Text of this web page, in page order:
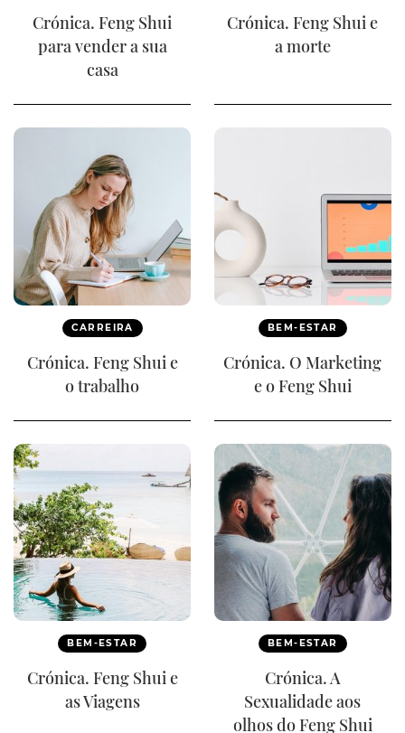
Crónica. Feng Shui
para vender a sua
casa
Crónica. Feng Shui e
a morte
CARREIRA
Crónica. Feng Shui e
o trabalho
BEM-ESTAR
Crónica. O Marketing
e o Feng Shui
BEM-ESTAR
Crónica. Feng Shui e
as Viagens
BEM-ESTAR
Crónica. A
Sexualidade aos
olhos do Feng Shui